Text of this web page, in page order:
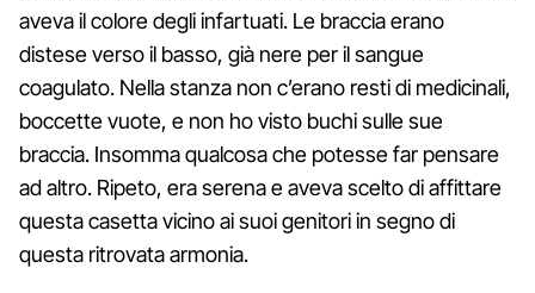
aveva il colore degli infartuati. Le braccia erano
distese verso il basso, già nere per il sangue
coagulato. Nella stanza non c’erano resti di medicinali,
boccette vuote, e non ho visto buchi sulle sue
braccia. Insomma qualcosa che potesse far pensare
ad altro. Ripeto, era serena e aveva scelto di affittare
questa casetta vicino ai suoi genitori in segno di
questa ritrovata armonia.